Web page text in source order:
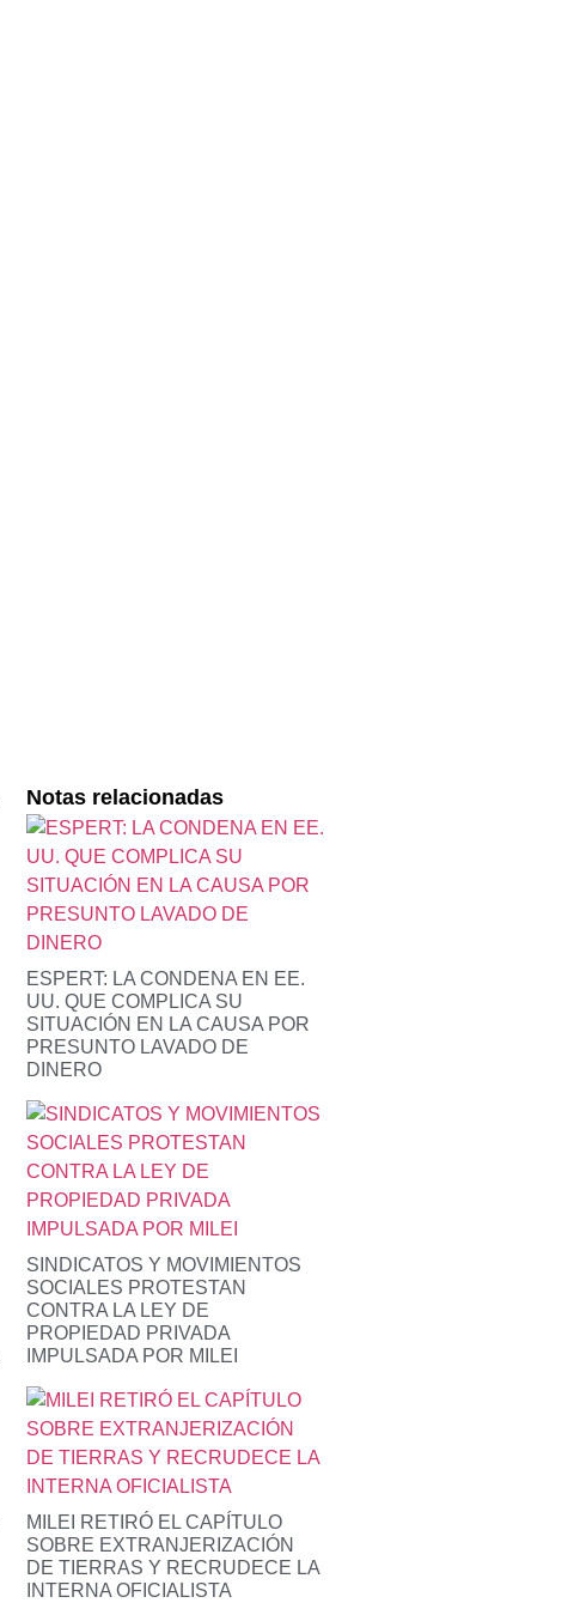
Notas relacionadas
ESPERT: LA CONDENA EN EE.
UU. QUE COMPLICA SU
SITUACIÓN EN LA CAUSA POR
PRESUNTO LAVADO DE
DINERO
SINDICATOS Y MOVIMIENTOS
SOCIALES PROTESTAN
CONTRA LA LEY DE
PROPIEDAD PRIVADA
IMPULSADA POR MILEI
MILEI RETIRÓ EL CAPÍTULO
SOBRE EXTRANJERIZACIÓN
DE TIERRAS Y RECRUDECE LA
INTERNA OFICIALISTA